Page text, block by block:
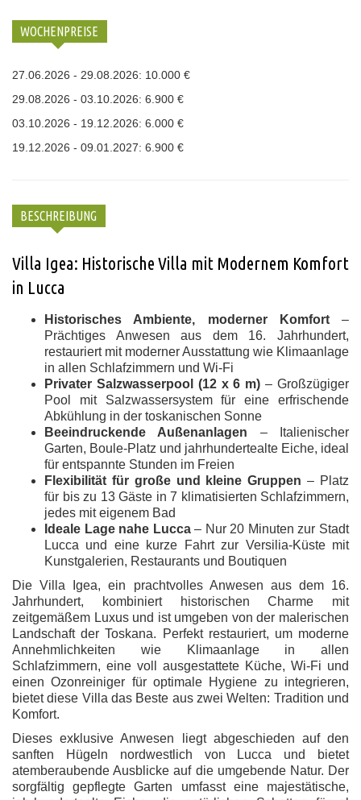
WOCHENPREISE
27.06.2026 - 29.08.2026: 10.000 €
29.08.2026 - 03.10.2026: 6.900 €
03.10.2026 - 19.12.2026: 6.000 €
19.12.2026 - 09.01.2027: 6.900 €
BESCHREIBUNG
Villa Igea: Historische Villa mit Modernem Komfort
in Lucca
Historisches Ambiente, moderner Komfort–
Prächtiges Anwesen aus dem 16. Jahrhundert,
restauriert mit moderner Ausstattung wie Klimaanlage
in allen Schlafzimmern und Wi-Fi
Privater Salzwasserpool (12 x 6 m) – Großzügiger
Pool mit Salzwassersystem für eine erfrischende
Abkühlung in der toskanischen Sonne
Beeindruckende Außenanlagen – Italienischer
Garten, Boule-Platz und jahrhundertealte Eiche, ideal
für entspannte Stunden im Freien
Flexibilität für große und kleine Gruppen – Platz
für bis zu 13 Gäste in 7 klimatisierten Schlafzimmern,
jedes mit eigenem Bad
Ideale Lage nahe Lucca– Nur 20 Minuten zur Stadt
Lucca und eine kurze Fahrt zur Versilia-Küste mit
Kunstgalerien, Restaurants und Boutiquen
Die Villa Igea, ein prachtvolles Anwesen aus dem 16.
Jahrhundert, kombiniert historischen Charme mit
zeitgemäßem Luxus und ist umgeben von der malerischen
Landschaft der Toskana. Perfekt restauriert, um moderne
Annehmlichkeiten wie Klimaanlage in allen
Schlafzimmern, eine voll ausgestattete Küche, Wi-Fi und
einen Ozonreiniger für optimale Hygiene zu integrieren,
bietet diese Villa das Beste aus zwei Welten: Tradition und
Komfort.
Dieses exklusive Anwesen liegt abgeschieden auf den
sanften Hügeln nordwestlich von Lucca und bietet
atemberaubende Ausblicke auf die umgebende Natur. Der
sorgfältig gepflegte Garten umfasst eine majestätische,